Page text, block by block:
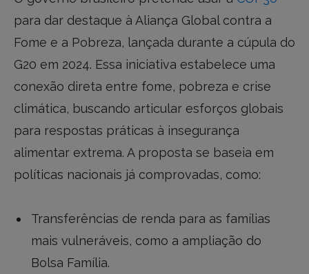
para dar destaque à Aliança Global contra a
Fome e a Pobreza, lançada durante a cúpula do
G20 em 2024. Essa iniciativa estabelece uma
conexão direta entre fome, pobreza e crise
climática, buscando articular esforços globais
para respostas práticas à insegurança
alimentar extrema. A proposta se baseia em
políticas nacionais já comprovadas, como:
Transferências de renda para as famílias
mais vulneráveis, como a ampliação do
Bolsa Família.